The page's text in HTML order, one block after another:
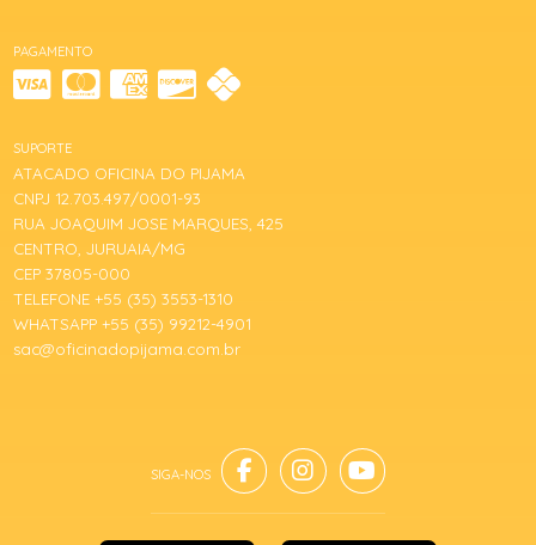
PAGAMENTO
SUPORTE
ATACADO OFICINA DO PIJAMA
CNPJ 12.703.497/0001-93
RUA JOAQUIM JOSE MARQUES, 425
CENTRO, JURUAIA/MG
CEP 37805-000
TELEFONE +55 (35) 3553-1310
WHATSAPP +55 (35) 99212-4901
sac@oficinadopijama.com.br